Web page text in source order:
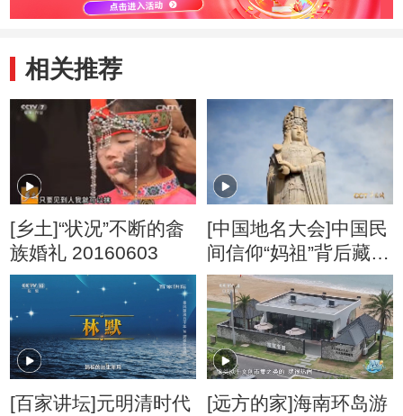
相关推荐
[乡土]“状况”不断的畲
族婚礼 20160603
[中国地名大会]中国民
间信仰“妈祖”背后藏着
怎样的地名故事？
[百家讲坛]元明清时代
[远方的家]海南环岛游